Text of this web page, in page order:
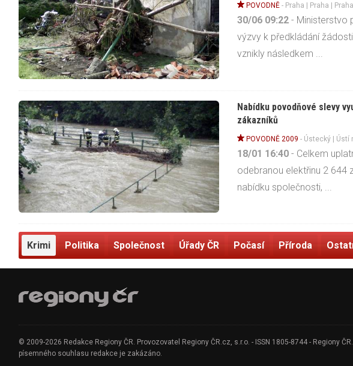
POVODNĚ - Praha | Praha | Praha
30/06 09:22 - Ministerstvo
výzvy k předkládání
vznikly následkem ...
Nabídku povodňové slevy
zákazníků
POVODNĚ 2009 - Ústecký | Ústí
18/01 16:40 - Celkem
odebranou elektřinu 2 644
nabídku společnosti, ...
Krimi Politika Společnost Úřady ČR Počasí Příroda
© 2009-2026 Redakce Regiony ČR. Provozovatel Regiony ČR.cz, s.r.o. - ISSN 1805-8744 - Regiony
písemného souhlasu redakce je zakázáno.